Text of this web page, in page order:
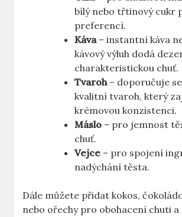
bílý nebo třtinový cukr
preferencí.
Káva– instantní káva
kávový výluh dodá
charakteristickou chuť.
Tvaroh– doporučuje
kvalitní tvaroh, který
krémovou konzistenci.
Máslo – pro jemnost
chuť.
Vejce – pro spojení
nadýchání těsta.
Dále můžete přidat kokos,
nebo ořechy pro obohacení chuti